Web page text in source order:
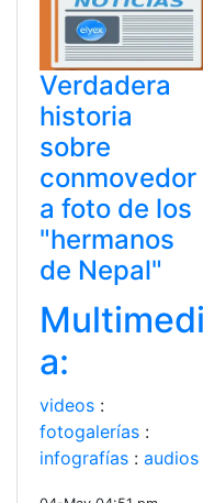
Verdadera
historia
sobre
conmovedor
a foto de los
"hermanos
de Nepal"
Multimedi
a:
videos :
fotogalerías :
infografías : audios